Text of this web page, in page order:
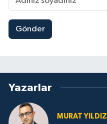
Gönder
Yazarlar
MURAT YILDIZ